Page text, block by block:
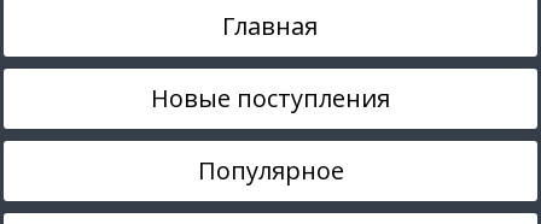
Главная
Новые поступления
Популярное